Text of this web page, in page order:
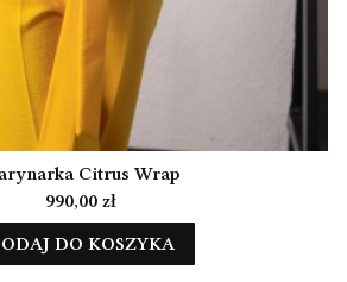
Marynarka Citrus Wrap
Cena
990,00 zł
DO KOSZYKA